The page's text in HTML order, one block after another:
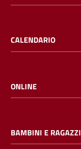
i
CALENDARIO
ONLINE
BAMBINI E RAGAZZI